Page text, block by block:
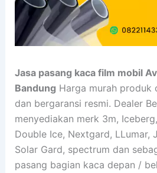
Jasa pasang kaca film mobil
Bandung Harga murah produk
dan bergaransi resmi. Dealer
menyediakan merk 3m,
Double Ice, Nextgard, LLumar,
Solar Gard, spectrum dan
pasang bagian kaca depan /